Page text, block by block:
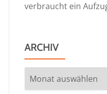
verbraucht ein
ARCHIV
Archiv